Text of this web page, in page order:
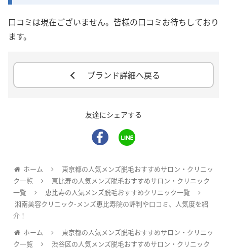
口コミは現在ございません。皆様の口コミお待ちしており
ます。
ブランド詳細へ戻る
友達にシェアする
ホーム
東京都の人気メンズ脱毛おすすめサロン・クリニッ
ク一覧
恵比寿の人気メンズ脱毛おすすめサロン・クリニック
一覧
恵比寿の人気メンズ脱毛おすすめクリニック一覧
湘南美容クリニック-メンズ恵比寿院の評判や口コミ、人気度を紹
介！
ホーム
東京都の人気メンズ脱毛おすすめサロン・クリニッ
ク一覧
渋谷区の人気メンズ脱毛おすすめサロン・クリニック